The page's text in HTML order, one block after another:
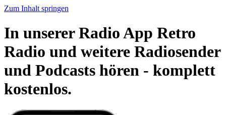
Zum Inhalt springen
In unserer Radio App Retro
Radio und weitere Radiosender
und Podcasts hören - komplett
kostenlos.